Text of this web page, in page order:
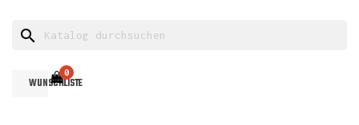
search
WUNSCHLISTE
0